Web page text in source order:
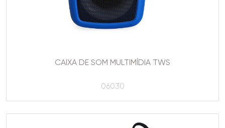
CAIXA DE SOM MULTIMÍDIA TWS
06030